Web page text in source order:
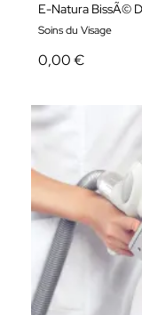
E-Natura BissÃ©
Soins du Visage
0,00 €